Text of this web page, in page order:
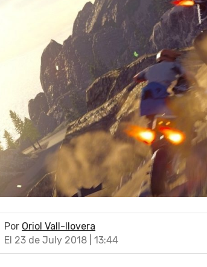
Por Oriol Vall-llovera
El 23 de July 2018 | 13:44